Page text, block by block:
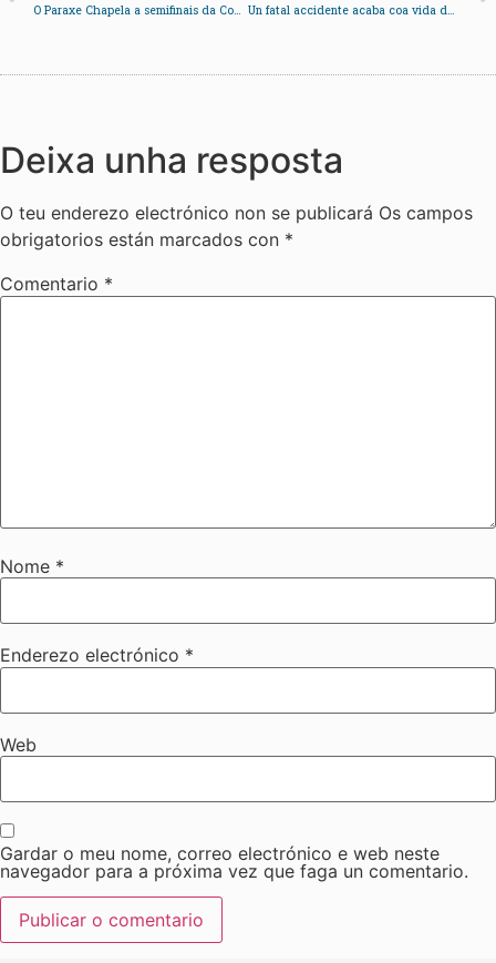
O Paraxe Chapela a semifinais da Copa Deputación Un fatal accidente acaba coa vida dun veciño de A Portela
Deixa unha resposta
O teu enderezo electrónico non se publicará Os campos
obrigatorios están marcados con *
Comentario *
Nome *
Enderezo electrónico *
Web
Gardar o meu nome, correo electrónico e web neste
navegador para a próxima vez que faga un comentario.